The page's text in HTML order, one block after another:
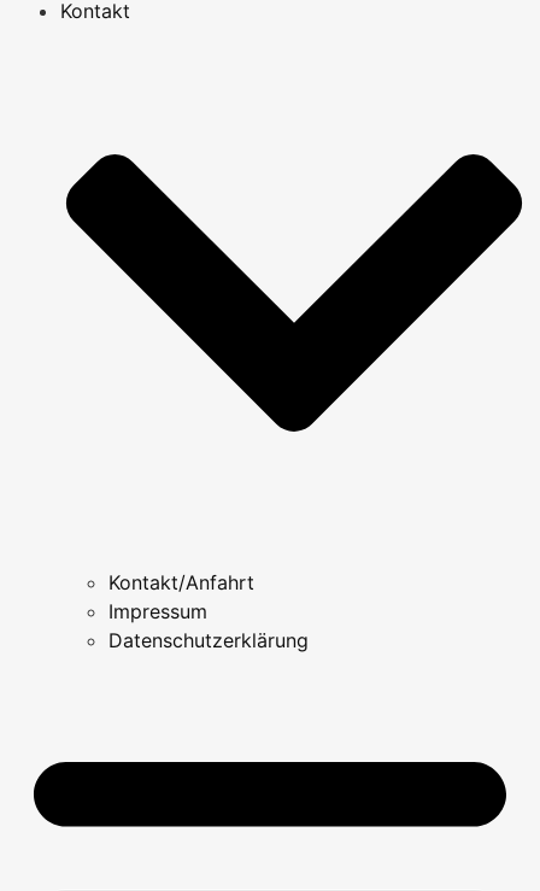
Kontakt
Kontakt/Anfahrt
Impressum
Datenschutzerklärung